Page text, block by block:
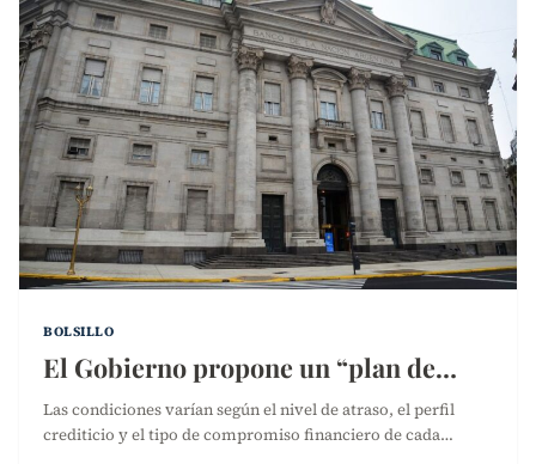
BOLSILLO
El Gobierno propone un “plan de…
Las condiciones varían según el nivel de atraso, el perfil
crediticio y el tipo de compromiso financiero de cada…